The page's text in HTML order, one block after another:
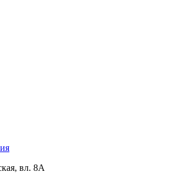
вл. 8А